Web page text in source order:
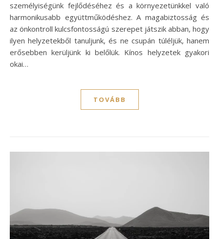
személyiségünk fejlődéséhez és a környezetünkkel való
harmonikusabb együttműködéshez. A magabiztosság és
az önkontroll kulcsfontosságú szerepet játszik abban, hogy
ilyen helyzetekből tanuljunk, és ne csupán túléljük, hanem
erősebben kerüljünk ki belőlük. Kínos helyzetek gyakori
okai…
TOVÁBB